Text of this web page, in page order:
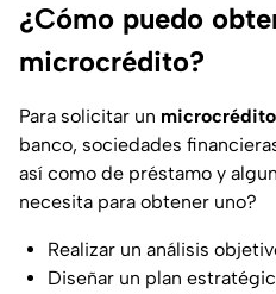
¿Cómo puedo
microcrédito?
Para solicitar un microcrédito
banco, sociedades
así como de préstamo y
necesita para obtener uno?
Realizar un análisis
Diseñar un plan